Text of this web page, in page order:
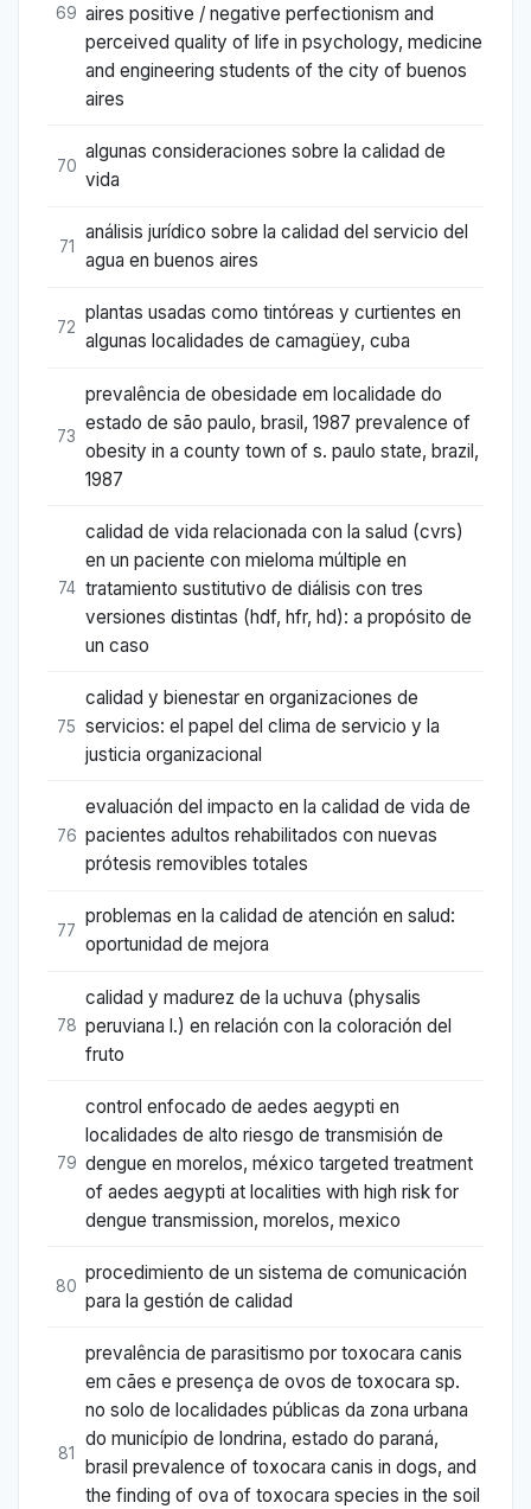
69 aires positive / negative perfectionism and
perceived quality of life in psychology, medicine
and engineering students of the city of buenos
aires
70
algunas consideraciones sobre la calidad de
vida
71
análisis jurídico sobre la calidad del servicio del
agua en buenos aires
72
plantas usadas como tintóreas y curtientes en
algunas localidades de camagüey, cuba
73
prevalência de obesidade em localidade do
estado de são paulo, brasil, 1987 prevalence of
obesity in a county town of s. paulo state, brazil,
1987
74
calidad de vida relacionada con la salud (cvrs)
en un paciente con mieloma múltiple en
tratamiento sustitutivo de diálisis con tres
versiones distintas (hdf, hfr, hd): a propósito de
un caso
75
calidad y bienestar en organizaciones de
servicios: el papel del clima de servicio y la
justicia organizacional
76
evaluación del impacto en la calidad de vida de
pacientes adultos rehabilitados con nuevas
prótesis removibles totales
77
problemas en la calidad de atención en salud:
oportunidad de mejora
78
calidad y madurez de la uchuva (physalis
peruviana l.) en relación con la coloración del
fruto
79
control enfocado de aedes aegypti en
localidades de alto riesgo de transmisión de
dengue en morelos, méxico targeted treatment
of aedes aegypti at localities with high risk for
dengue transmission, morelos, mexico
80
procedimiento de un sistema de comunicación
para la gestión de calidad
81
prevalência de parasitismo por toxocara canis
em cães e presença de ovos de toxocara sp.
no solo de localidades públicas da zona urbana
do município de londrina, estado do paraná,
brasil prevalence of toxocara canis in dogs, and
the finding of ova of toxocara species in the soil